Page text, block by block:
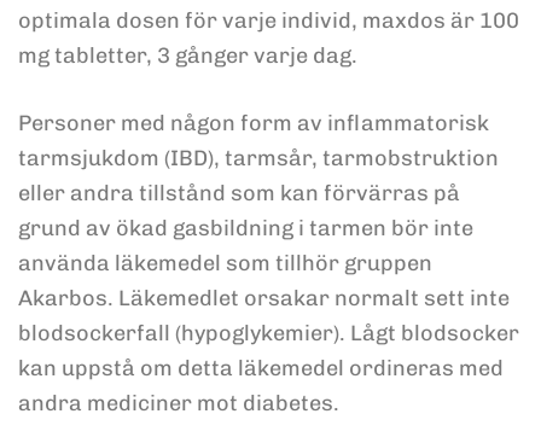
optimala dosen för varje individ, maxdos är 100
mg tabletter, 3 gånger varje dag.
Personer med någon form av inflammatorisk
tarmsjukdom (IBD), tarmsår, tarmobstruktion
eller andra tillstånd som kan förvärras på
grund av ökad gasbildning i tarmen bör inte
använda läkemedel som tillhör gruppen
Akarbos. Läkemedlet orsakar normalt sett inte
blodsockerfall (hypoglykemier). Lågt blodsocker
kan uppstå om detta läkemedel ordineras med
andra mediciner mot diabetes.